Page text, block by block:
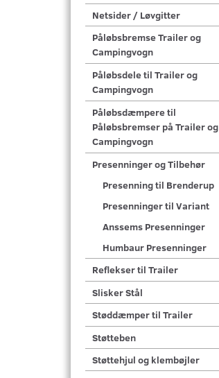
Netsider / Løvgitter
Påløbsbremse Trailer og
Campingvogn
Påløbsdele til Trailer og
Campingvogn
Påløbsdæmpere til
Påløbsbremser på Trailer og
Campingvogn
Presenninger og Tilbehør
Presenning til Brenderup
Presenninger til Variant
Anssems Presenninger
Humbaur Presenninger
Reflekser til Trailer
Slisker Stål
Støddæmper til Trailer
Støtteben
Støttehjul og klembøjler